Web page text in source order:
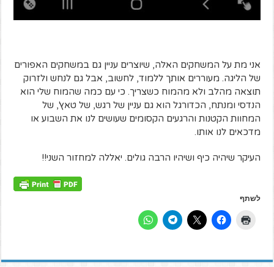
אני מת על המשחקים האלה, שיוצרים עניין גם במשחקים האפורים
של הליגה. מעוררים אותך ללמוד, לחשוב, אבל גם לנחש ולזרוק
תוצאה מהלב ולא מהמוח כשצריך. כי עם כמה שהמוח שלי הוא
הנדסי ומנתח, הכדורגל הוא גם עניין של רגש, של טאץ', של
המחוות הקטנות והרגעים הקסומים שעושים לנו את השבוע או
מדכאים לנו אותו.
העיקר שיהיה כיף ושיהיו הרבה גולים. יאללה למחזור השני!!
לשתף